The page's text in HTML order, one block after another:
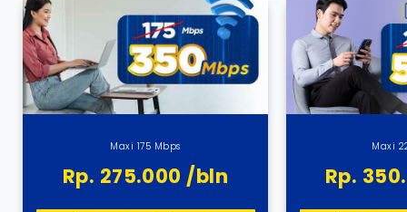
Maxi 175 Mbps
Rp. 275.000 /bln
Maxi
Rp.